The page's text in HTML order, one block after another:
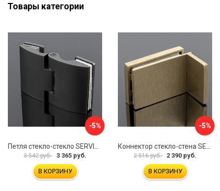
Товары категории
-5%
3 542 руб. 3 365 руб.
В КОРЗИНУ
-5%
2 516 руб. 2 390 руб.
В КОРЗИНУ